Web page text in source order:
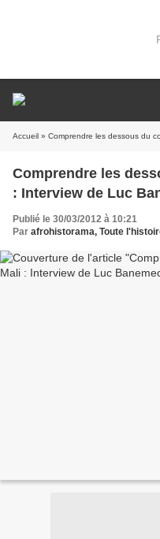
Accueil » Comprendre les dessous du
Comprendre les
: Interview de Luc
Publié le 30/03/2012 à 10:21
Par afrohistorama, Toute